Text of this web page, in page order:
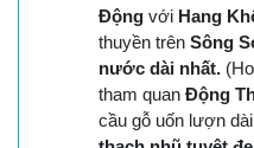
Động vớiHang
thuyền trên Sông
nước dài nhất.
tham quan Động
cầu gỗ uốn lượn